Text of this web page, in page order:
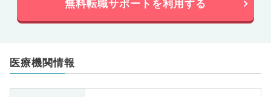
無料転職サポートを利用する
医療機関情報